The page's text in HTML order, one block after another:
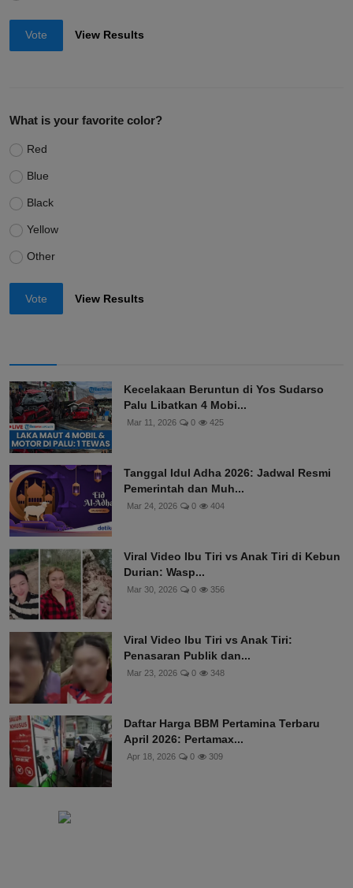
Vote View Results
What is your favorite color?
Red
Blue
Black
Yellow
Other
Vote View Results
Kecelakaan Beruntun di Yos Sudarso
Palu Libatkan 4 Mobi...
Mar 11, 2026 0 425
Tanggal Idul Adha 2026: Jadwal Resmi
Pemerintah dan Muh...
Mar 24, 2026 0 404
Viral Video Ibu Tiri vs Anak Tiri di Kebun
Durian: Wasp...
Mar 30, 2026 0 356
Viral Video Ibu Tiri vs Anak Tiri:
Penasaran Publik dan...
Mar 23, 2026 0 348
Daftar Harga BBM Pertamina Terbaru
April 2026: Pertamax...
Apr 18, 2026 0 309